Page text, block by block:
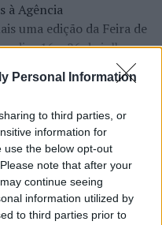
Personal Information
to third parties, or
information for
use the below opt-out
note that after your
continue seeing
information utilized by
to third parties prior to
VOLEIBOL
para sub-18 no CARVP
à população
à Agência
uma edição da Feira de
dias 16 e 26 de julho,
Com origens medievais
gastronomia,
de promoção
alcançado ao longo
A LER
do Estado